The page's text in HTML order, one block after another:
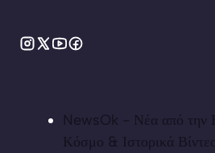
NewsOk - Νέα από την
Κόσμο & Ιστορικά